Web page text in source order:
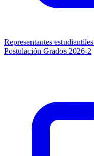
Representantes estudiantiles
Postulación Grados 2026-2